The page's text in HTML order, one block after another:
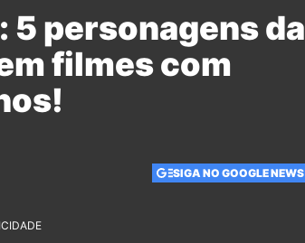
5 personagens da
filmes com
SIGA NO GOOGLE NEWS